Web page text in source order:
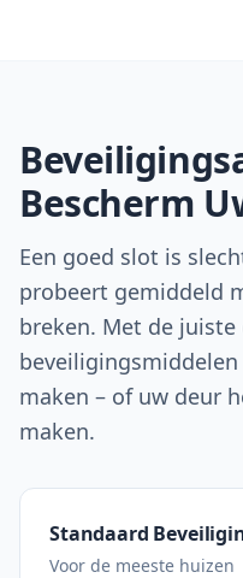
Bescherm
Een goed slot is
probeert gemiddeld
breken. Met de
maken – of uw deur
maken.
Standaard
Voor de meeste huizen